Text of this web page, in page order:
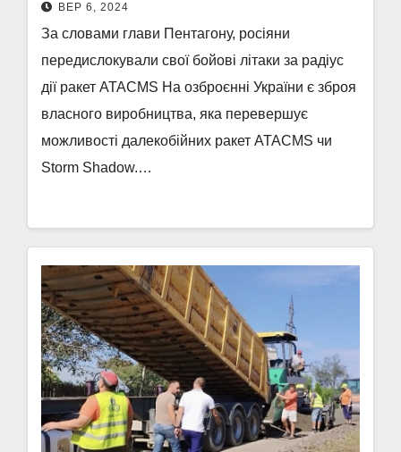
ВЕР 6, 2024
За словами глави Пентагону, росіяни
передислокували свої бойові літаки за радіус
дії ракет ATACMS На озброєнні України є зброя
власного виробництва, яка перевершує
можливості далекобійних ракет ATACMS чи
Storm Shadow.…